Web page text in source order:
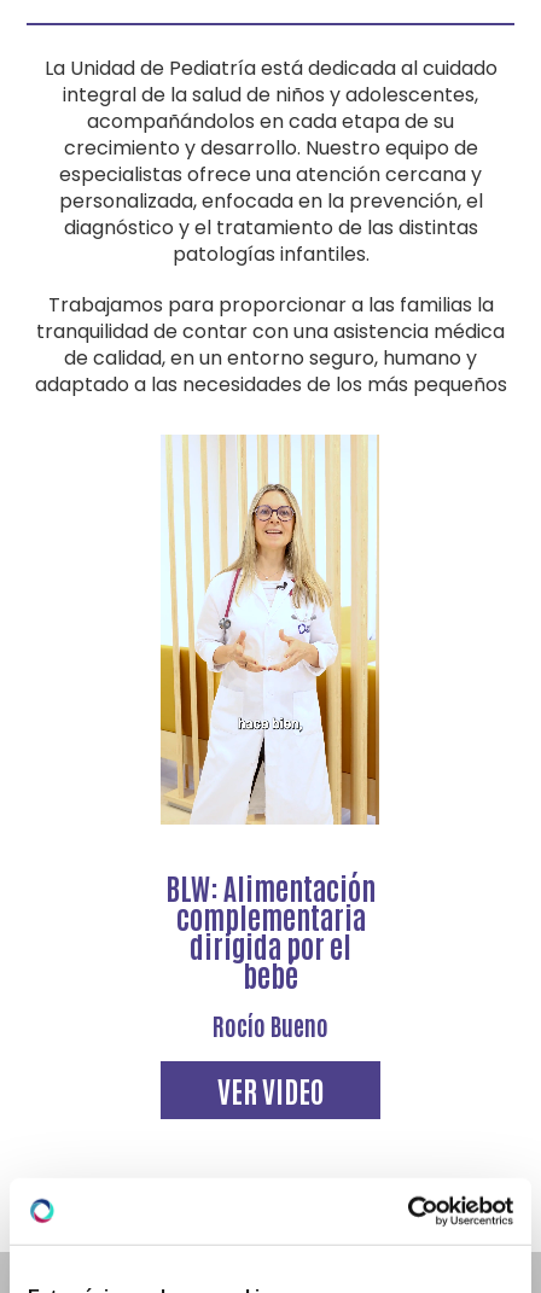
La Unidad de Pediatría está dedicada al cuidado
integral de la salud de niños y adolescentes,
acompañándolos en cada etapa de su
crecimiento y desarrollo. Nuestro equipo de
especialistas ofrece una atención cercana y
personalizada, enfocada en la prevención, el
diagnóstico y el tratamiento de las distintas
patologías infantiles.
Trabajamos para proporcionar a las familias la
tranquilidad de contar con una asistencia médica
de calidad, en un entorno seguro, humano y
adaptado a las necesidades de los más pequeños
BLW: Alimentación
complementaria
dirigida por el
bebé
Rocío Bueno
VER VIDEO